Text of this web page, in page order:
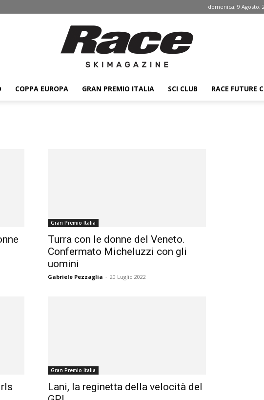
domenica, 9 Agosto,
COPPA EUROPA GRAN PREMIO ITALIA SCI CLUB RACE FUTURE
Gran Premio Italia
Turra con le donne del Veneto.
Confermato Micheluzzi con gli
uomini
Gabriele Pezzaglia - 20 Luglio 2022
Gran Premio Italia
Lani, la reginetta della velocità del